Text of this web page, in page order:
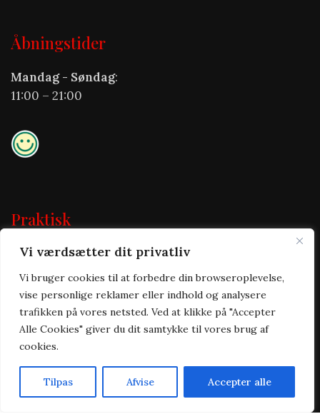
Vi værdsætter dit privatliv
Vi bruger cookies til at forbedre din browseroplevelse,
vise personlige reklamer eller indhold og analysere
trafikken på vores netsted. Ved at klikke på "Accepter
Alle Cookies" giver du dit samtykke til vores brug af
cookies.
Tilpas Afvise Accepter alle
Åbningstider
Mandag - Søndag:
11:00 – 21:00
Praktisk
Forside
Takeaway
Om os
Kontakt
Handelsbetingelser
Cookie & privatlivspolitik